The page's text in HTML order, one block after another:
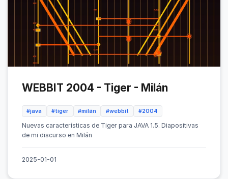
WEBBIT 2004 - Tiger - Milán
#java #tiger #milán #webbit #2004
Nuevas características de Tiger para JAVA 1.5. Diapositivas
de mi discurso en Milán
2025-01-01